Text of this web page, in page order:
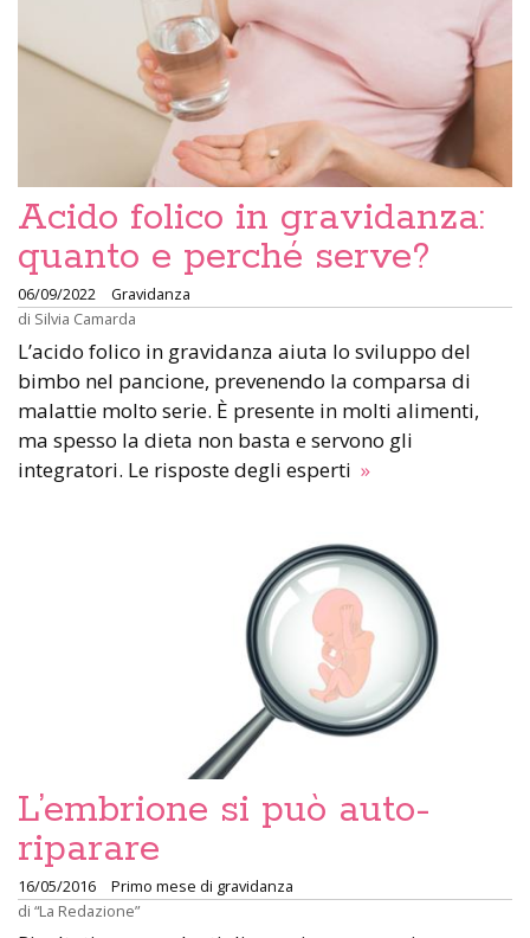
Acido folico in gravidanza:
quanto e perché serve?
06/09/2022
Gravidanza
di Silvia Camarda
L’acido folico in gravidanza aiuta lo sviluppo del
bimbo nel pancione, prevenendo la comparsa di
malattie molto serie. È presente in molti alimenti,
ma spesso la dieta non basta e servono gli
integratori. Le risposte degli esperti »
L’embrione si può auto-
riparare
16/05/2016
Primo mese di gravidanza
di “La Redazione”